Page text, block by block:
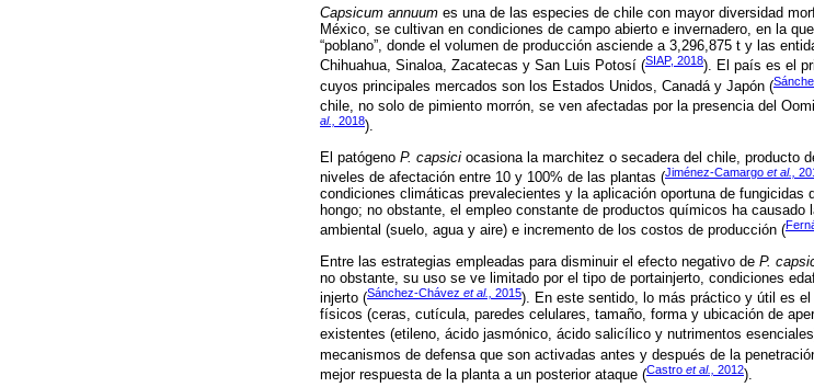
Capsicum annuum es una de las especies de chile con mayor diversidad
México, se cultivan en condiciones de campo abierto e invernadero, en la
“poblano”, donde el volumen de producción asciende a 3,296,875 t y las
Chihuahua, Sinaloa, Zacatecas y San Luis Potosí (SIAP, 2018). El país es el
cuyos principales mercados son los Estados Unidos, Canadá y Japón (
chile, no solo de pimiento morrón, se ven afectadas por la presencia del
al.,
2018).
El patógeno P. capsici ocasiona la marchitez o secadera del chile, producto
niveles de afectación entre 10 y 100% de las plantas (Jiménez-Camargo et al.,
condiciones climáticas prevalecientes y la aplicación oportuna de fungicidas
hongo; no obstante, el empleo constante de productos químicos ha
ambiental (suelo, agua y aire) e incremento de los costos de producción (
Entre las estrategias empleadas para disminuir el efecto negativo de P.
no obstante, su uso se ve limitado por el tipo de portainjerto, condiciones
injerto (Sánchez-Chávez et al., 2015). En este sentido, lo más práctico y útil es
físicos (ceras, cutícula, paredes celulares, tamaño, forma y ubicación de
existentes (etileno, ácido jasmónico, ácido salicílico y nutrimentos
mecanismos de defensa que son activadas antes y después de la
mejor respuesta de la planta a un posterior ataque (Castro et al., 2012).